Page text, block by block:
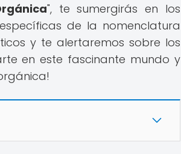
", te sumergirás en los
de la nomenclatura
y te alertaremos sobre los
en este fascinante mundo y